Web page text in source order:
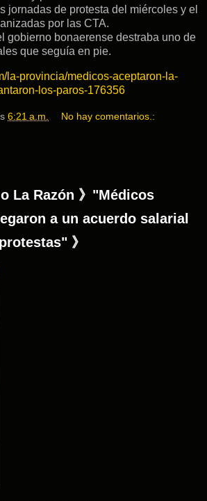
jornadas de protesta del miércoles y el
por las CTA.
gobierno bonaerense destraba uno de
que seguía en pie.
la-provincia/medicos-aceptaron-la-
los-paros-176356
6:21 a.m. No hay comentarios.:
La Razón 》"Médicos
a un acuerdo salarial
》